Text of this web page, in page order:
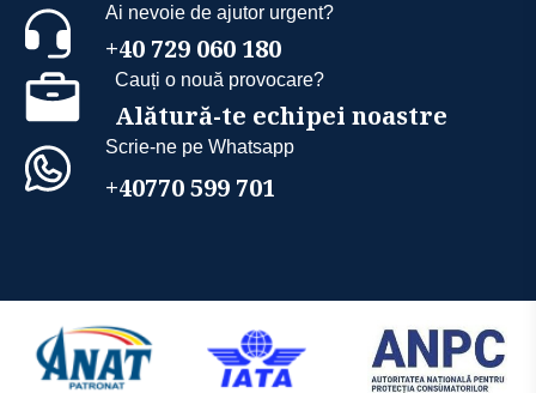
Ai nevoie de ajutor urgent?
+40 729 060 180
Cauți o nouă provocare?
Alătură-te echipei noastre
Scrie-ne pe Whatsapp
+40770 599 701